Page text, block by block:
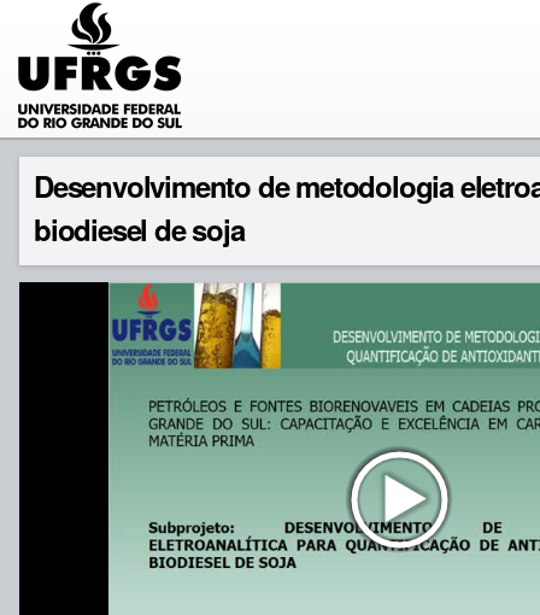
Desenvolvimento de metodologia
biodiesel de soja